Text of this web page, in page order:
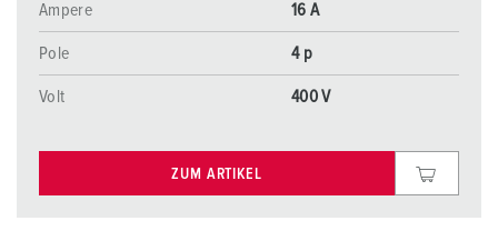
Ampere 16 A
Pole 4 p
Volt 400 V
ZUM ARTIKEL